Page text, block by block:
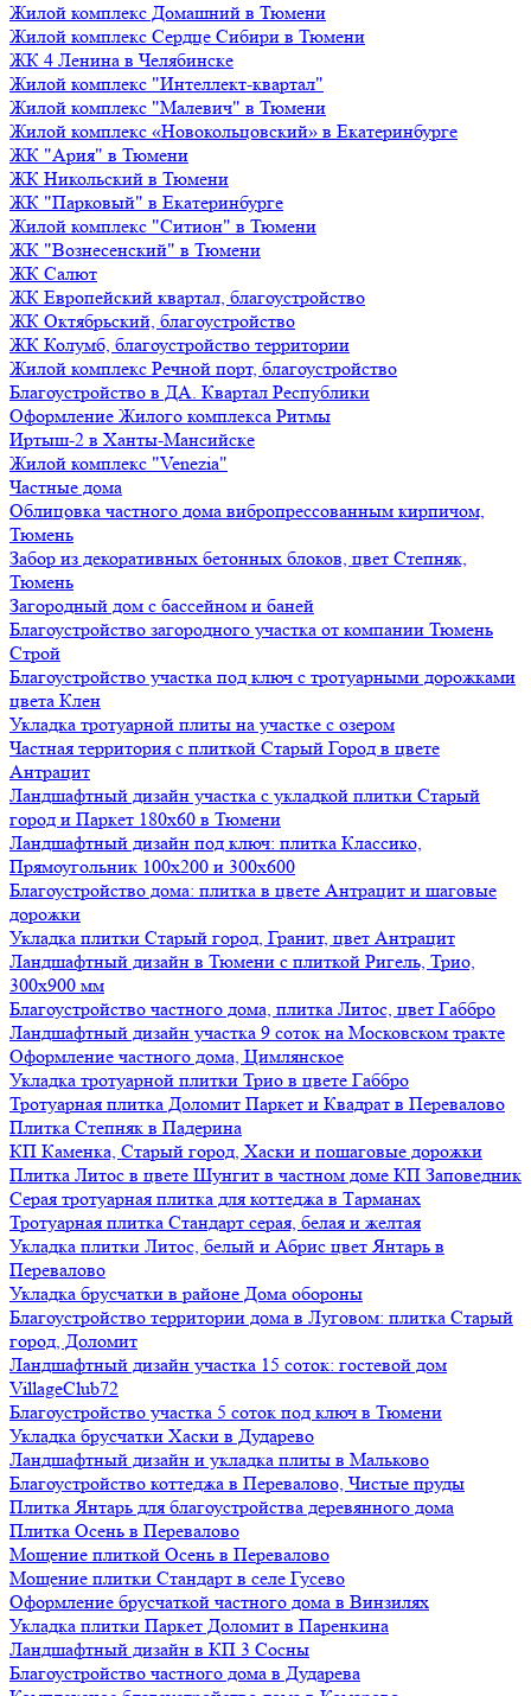
Жилой комплекс Домашний в Тюмени
Жилой комплекс Сердце Сибири в Тюмени
ЖК 4 Ленина в Челябинске
Жилой комплекс "Интеллект-квартал"
Жилой комплекс "Малевич" в Тюмени
Жилой комплекс «Новокольцовский» в Екатеринбурге
ЖК "Ария" в Тюмени
ЖК Никольский в Тюмени
ЖК "Парковый" в Екатеринбурге
Жилой комплекс "Ситион" в Тюмени
ЖК "Вознесенский" в Тюмени
ЖК Салют
ЖК Европейский квартал, благоустройство
ЖК Октябрьский, благоустройство
ЖК Колумб, благоустройство территории
Жилой комплекс Речной порт, благоустройство
Благоустройство в ДА. Квартал Республики
Оформление Жилого комплекса Ритмы
Иртыш-2 в Ханты-Мансийске
Жилой комплекс "Venezia"
Частные дома
Облицовка частного дома вибропрессованным кирпичом,
Тюмень
Забор из декоративных бетонных блоков, цвет Степняк,
Тюмень
Загородный дом с бассейном и баней
Благоустройство загородного участка от компании Тюмень
Строй
Благоустройство участка под ключ с тротуарными дорожками
цвета Клен
Укладка тротуарной плиты на участке с озером
Частная территория с плиткой Старый Город в цвете
Антрацит
Ландшафтный дизайн участка с укладкой плитки Старый
город и Паркет 180х60 в Тюмени
Ландшафтный дизайн под ключ: плитка Классико,
Прямоугольник 100х200 и 300х600
Благоустройство дома: плитка в цвете Антрацит и шаговые
дорожки
Укладка плитки Старый город, Гранит, цвет Антрацит
Ландшафтный дизайн в Тюмени с плиткой Ригель, Трио,
300х900 мм
Благоустройство частного дома, плитка Литос, цвет Габбро
Ландшафтный дизайн участка 9 соток на Московском тракте
Оформление частного дома, Цимлянское
Укладка тротуарной плитки Трио в цвете Габбро
Тротуарная плитка Доломит Паркет и Квадрат в Перевалово
Плитка Степняк в Падерина
КП Каменка, Старый город, Хаски и пошаговые дорожки
Плитка Литос в цвете Шунгит в частном доме КП Заповедник
Серая тротуарная плитка для коттеджа в Тарманах
Тротуарная плитка Стандарт серая, белая и желтая
Укладка плитки Литос, белый и Абрис цвет Янтарь в
Перевалово
Укладка брусчатки в районе Дома обороны
Благоустройство территории дома в Луговом: плитка Старый
город, Доломит
Ландшафтный дизайн участка 15 соток: гостевой дом
VillageClub72
Благоустройство участка 5 соток под ключ в Тюмени
Укладка брусчатки Хаски в Дударево
Ландшафтный дизайн и укладка плиты в Мальково
Благоустройство коттеджа в Перевалово, Чистые пруды
Плитка Янтарь для благоустройства деревянного дома
Плитка Осень в Перевалово
Мощение плиткой Осень в Перевалово
Мощение плитки Стандарт в селе Гусево
Оформление брусчаткой частного дома в Винзилях
Укладка плитки Паркет Доломит в Паренкина
Ландшафтный дизайн в КП 3 Сосны
Благоустройство частного дома в Дударева